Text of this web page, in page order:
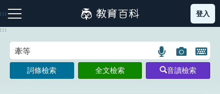
到
主
:::
注音索引圖示 筆畫索引圖示 部首索引表圖示
登入
:::
語
言
搜
圖
片
搜
開
鍵
詞條檢索 全文檢索 音讀檢索